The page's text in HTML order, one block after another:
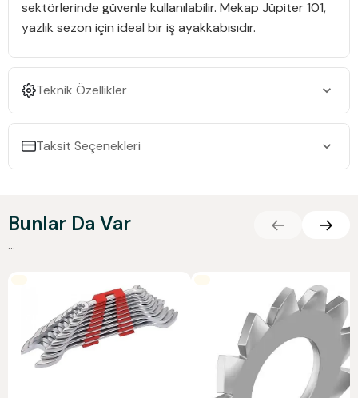
sektörlerinde güvenle kullanılabilir. Mekap Jüpiter 101,
yazlık sezon için ideal bir iş ayakkabısıdır.
Teknik Özellikler
Taksit Seçenekleri
Bunlar Da Var
...